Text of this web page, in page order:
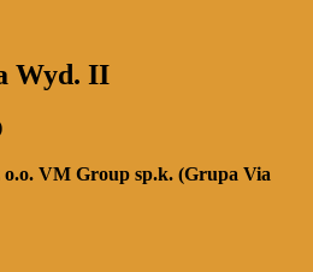
Wyd. II
VM Group sp.k. (Grupa Via